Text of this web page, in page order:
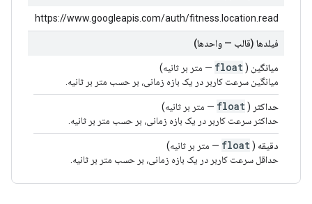
https://www.googleapis.com/auth/fitness.location.read
فیلدها (قالب — واحدها)
میانگین (
float — متر بر ثانیه)
میانگین سرعت کاربر در یک بازه زمانی، بر حسب متر بر ثانیه.
حداکثر (
float — متر بر ثانیه)
حداکثر سرعت کاربر در یک بازه زمانی، بر حسب متر بر ثانیه.
دقیقه (
float — متر بر ثانیه)
حداقل سرعت کاربر در یک بازه زمانی، بر حسب متر بر ثانیه.